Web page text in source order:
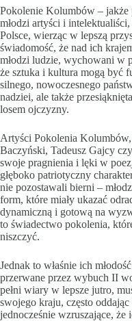
Pokolenie Kolumbów – jakże
młodzi artyści i
Polsce, wierząc w lepszą
świadomość, że nad ich
młodzi ludzie, wychowani w
że sztuka i kultura mogą być
silnego, nowoczesnego
nadziei, ale także
losem ojczyzny.
Artyści Pokolenia
Baczyński, Tadeusz Gajcy
swoje pragnienia i lęki w
głęboko patriotyczny
nie pozostawali bierni –
form, które miały ukazać
dynamiczną i gotową na
to świadectwo pokolenia,
niszczyć.
Jednak to właśnie ich
przerwane przez wybuch II
pełni wiary w lepsze jutro,
swojego kraju, często
jednocześnie wzruszające, że